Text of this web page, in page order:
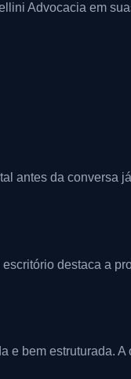
Advocacia em
antes da conversa
destaca a
e bem estruturada.